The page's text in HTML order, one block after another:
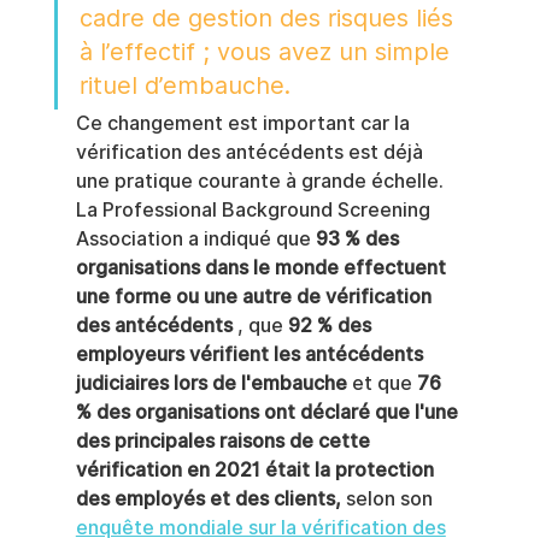
cadre de gestion des risques liés
à l’effectif ; vous avez un simple
rituel d’embauche.
Ce changement est important car la
vérification des antécédents est déjà
une pratique courante à grande échelle.
La Professional Background Screening
Association a indiqué que 93 % des
organisations dans le monde effectuent
une forme ou une autre de vérification
des antécédents , que 92 % des
employeurs vérifient les antécédents
judiciaires lors de l'embauche et que 76
% des organisations ont déclaré que l'une
des principales raisons de cette
vérification en 2021 était la protection
des employés et des clients, selon son
enquête mondiale sur la vérification des